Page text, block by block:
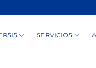
SERVICIOS